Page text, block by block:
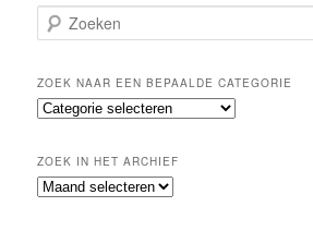
o
k
e
n
ZOEK NAAR EEN BEPAALDE CATEGORIE
Z
k
n
ZOEK IN HET ARCHIEF
Z